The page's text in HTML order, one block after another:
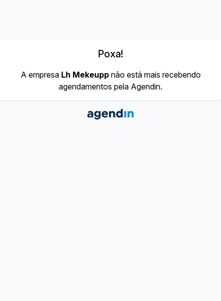
Poxa!
A empresa Lh Mekeuppnão está mais recebendo
agendamentos pela Agendin.